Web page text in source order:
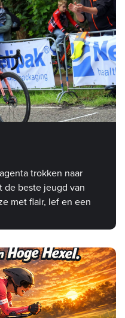
trokken naar
de beste jeugd van
met flair, lef en een